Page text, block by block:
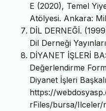
E (2020), Temel
Atölyesi. Ankara:
DİL DERNEĞİ.
Dil Derneği
DİYANET İŞLERİ
Değerlendirme
Diyanet İşleri
https://
rFiles/bursa/Ilceler/